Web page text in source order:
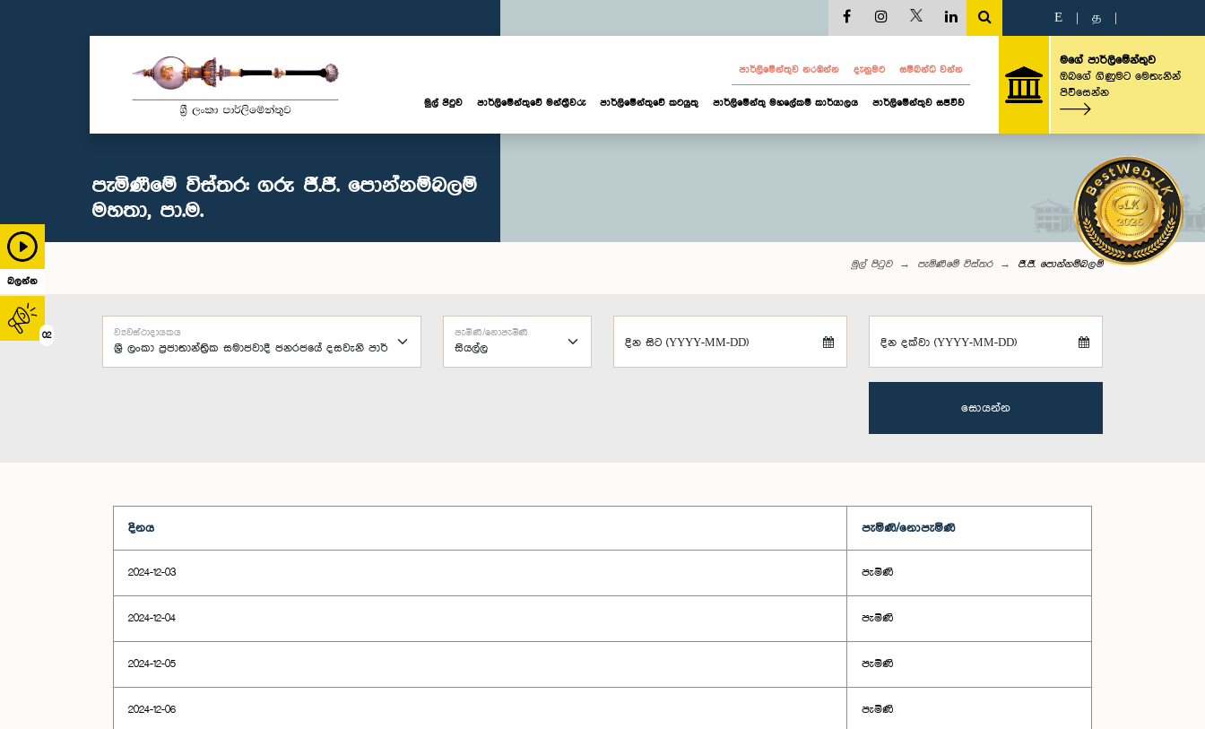
බලන්න
02
E த
පාර්ලි‌මේන්තුව නරඹන්න දැනුමට සම්බන්ධ වන්න
මුල් පිටුව පාර්ලි‌මේන්තුවේ මන්ත්‍රීවරු පාර්ලිමේන්තුවේ කටයුතු පාර්ලිමේන්තු මහලේකම් කාර්යාලය පාර්ලිමේන්තුව සජීවීව
මගේ පාර්ලිමේන්තුව
ඔබගේ ගිණුමට මෙතැනින්
පිවිසෙන්න
පැමිණීමේ විස්තර: ගරු ජී.ජී. පොන්නම්බලම්
මහතා, පා.ම.
මුල් පිටුව පැමිණීමේ විස්තර ජී.ජී. පොන්නම්බලම්
ව්‍යවස්ථාදායකය පැමිණි/නොපැමිණි
දින සිට (YYYY-MM-DD) දින දක්වා (YYYY-MM-DD)
සොයන්න
දිනය පැමිණි/නොපැමිණි
2024-12-03 පැමිණි
2024-12-04 පැමිණි
2024-12-05 පැමිණි
2024-12-06 පැමිණි